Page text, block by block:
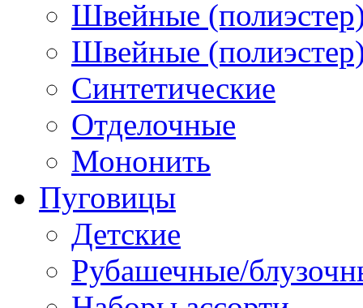
Швейные
Швейные
Синтетические
Отделочные
Мононить
Пуговицы
Детские
Рубашечные/